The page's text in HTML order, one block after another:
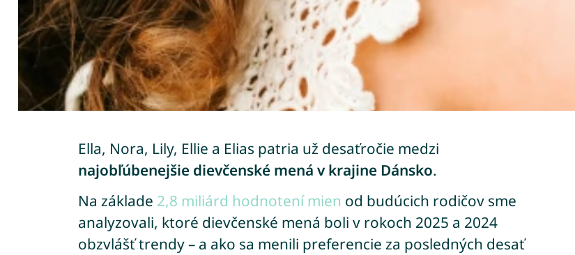
Ella, Nora, Lily, Ellie a Elias patria už desaťročie medzi
najobľúbenejšie dievčenské mená v krajine Dánsko.
Na základe 2,8 miliárd hodnotení mien od budúcich rodičov sme
analyzovali, ktoré dievčenské mená boli v rokoch 2025 a 2024
obzvlášť trendy – a ako sa menili preferencie za posledných desať